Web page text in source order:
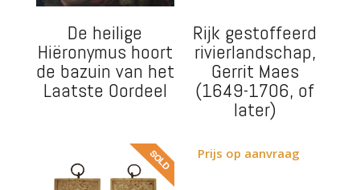
De heilige
Hiëronymus hoort
de bazuin van het
Laatste Oordeel
Rijk gestoffeerd
rivierlandschap,
Gerrit Maes
(1649-1706, of
later)
Prijs op aanvraag